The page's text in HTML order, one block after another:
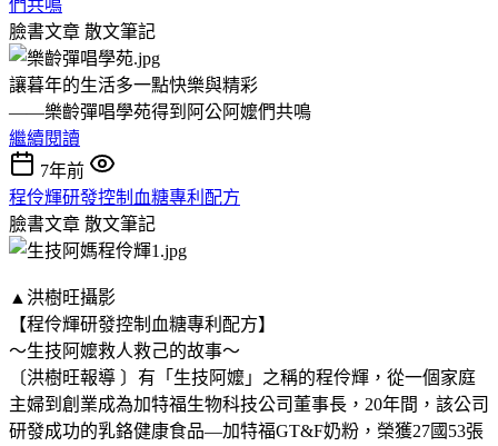
們共鳴
臉書文章 散文筆記
讓暮年的生活多一點快樂與精彩
——樂齡彈唱學苑得到阿公阿嬤們共鳴
繼續閱讀
7年前
程伶輝研發控制血糖專利配方
臉書文章 散文筆記
▲洪樹旺攝影
【程伶輝研發控制血糖專利配方】
～生技阿嬤救人救己的故事～
〔洪樹旺報導 〕有「生技阿嬤」之稱的程伶輝，從一個家庭
主婦到創業成為加特福生物科技公司董事長，20年間，該公司
研發成功的乳鉻健康食品—加特福GT&F奶粉，榮獲27國53張